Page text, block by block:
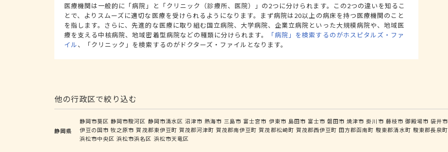
医療機関は一般的に「病院」と「クリニック（診療所、医院）」の2つに分けられます。この2つの違いを知るこ
とで、よりスムーズに適切な医療を受けられるようになります。まず病院は20以上の病床を持つ医療機関のこと
を指します。さらに、先進的な医療に取り組む国立病院、大学病院、企業立病院といった大規模病院や、地域医
療を支える中核病院、地域密着型病院などの種類に分けられます。
「病院」を検索するのがホスピタルズ・ファ
イル、「クリニック」を検索するのがドクターズ・ファイルとなります。
他の行政区で絞り込む
静岡県
静岡市葵区 静岡市駿河区 静岡市清水区 沼津市 熱海市 三島市 富士宮市 伊東市 島田市 富士市 磐田市 焼津市 掛川市 藤枝市 御殿場市 袋井市
伊豆の国市 牧之原市 賀茂郡東伊豆町 賀茂郡河津町 賀茂郡南伊豆町 賀茂郡松崎町 賀茂郡西伊豆町 田方郡函南町 駿東郡清水町 駿東郡長泉町
浜松市中央区 浜松市浜名区 浜松市天竜区